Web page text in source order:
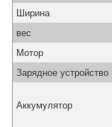
Ширина
вес
Мотор
Зарядное устройство
Аккумулятор